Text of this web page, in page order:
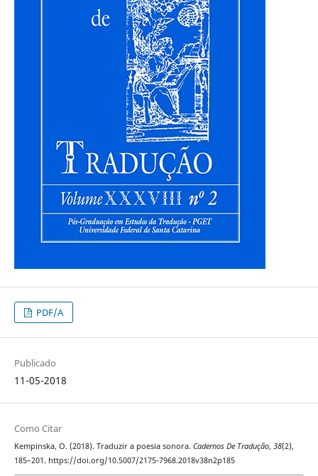
PDF/A
Publicado
11-05-2018
Como Citar
Kempinska, O. (2018). Traduzir a poesia sonora. Cadernos De Tradução, 38(2),
185–201. https://doi.org/10.5007/2175-7968.2018v38n2p185